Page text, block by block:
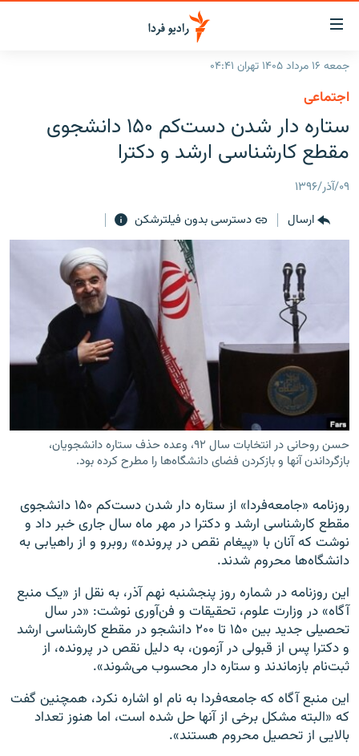
لینک‌های
قابلیت
دسترسی
بازگشت
منوی
اصلی
رفتن
صفحه
جستجو
ایران
جهان
برنامه‌های رادیویی
پادکست
چندرسانه‌ای
گزارش‌های تصویری
گزارش‌های ویدئویی
زنان فردا
English
به ما بپیوندید
زبان‌های دیگر
جمعه ۱۶ مرداد ۱۴۰۵ تهران ۰۴:۴۱
اجتماعی
ستاره دار شدن دست‌کم ۱۵۰ دانشجوی
مقطع کارشناسی ارشد و دکترا
۰۹/آذر/۱۳۹۶
ارسال
دسترسی بدون فیلترشکن
حسن روحانی در انتخابات سال ۹۲، وعده حذف ستاره دانشجویان،‌
بازگرداندن آنها و بازکردن فضای دانشگاه‌ها را مطرح ‌کرده بود.
روزنامه «جامعه‌فردا» از ستاره دار شدن دست‌کم ۱۵۰ دانشجوی
مقطع کارشناسی ارشد و دکترا در مهر ماه سال جاری خبر داد و
نوشت که آنان با «پیغام نقص در پرونده» رو‌برو و از راهیابی به
دانشگاه‌ها محروم شدند.
این روزنامه در شماره روز پنجشنبه نهم آذر، به نقل از «یک منبع
آگاه» در وزارت علوم، ‌تحقیقات و فن‌آوری نوشت: «در سال
تحصیلی جدید بین ۱۵۰ تا ۲۰۰ دانشجو در مقطع کارشناسی ارشد
و دکترا پس از قبولی در آزمون، به دلیل نقص در پرونده، از
ثبت‌نام بازماندند و ستاره‌ دار محسوب می‌شوند».
این منبع آگاه که جامعه‌فردا به نام او اشاره نکرد،‌ همچنین گفت
که «البته مشکل برخی از آنها حل شده است، اما هنوز تعداد
بالایی از تحصیل محروم هستند».